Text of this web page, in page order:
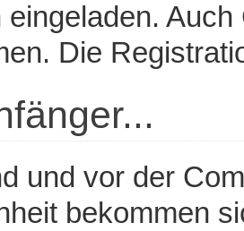
eingeladen.
Die
und vor der
bekommen